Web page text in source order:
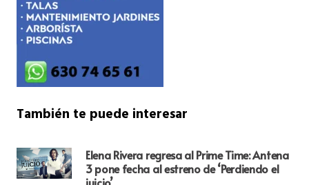
También te puede interesar
Elena Rivera regresa al Prime Time: Antena
3 pone fecha al estreno de ‘Perdiendo el